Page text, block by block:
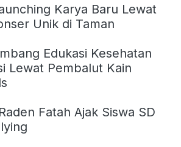
Karya Baru Lewat
Unik di Taman
Edukasi Kesehatan
Lewat Pembalut Kain
Fatah Ajak Siswa SD